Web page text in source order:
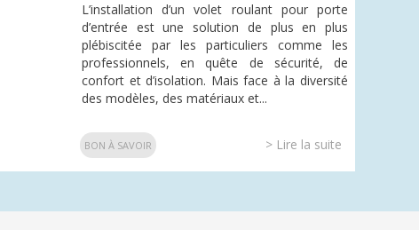
L’installation d’un volet roulant pour porte
d’entrée est une solution de plus en plus
plébiscitée par les particuliers comme les
professionnels, en quête de sécurité, de
confort et d’isolation. Mais face à la diversité
des modèles, des matériaux et...
BON À SAVOIR > Lire la suite